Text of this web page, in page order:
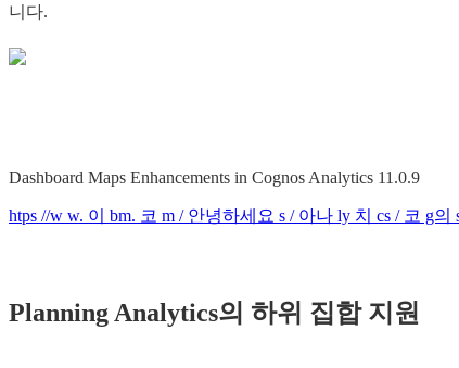
니다.
Dashboard Maps Enhancements in Cognos Analytics 11.0.9
htps //w w. 이 bm. 코 m / 안녕하세요 s / 아나 ly 치 cs / 코 g
Planning Analytics의 하위 집합 지원